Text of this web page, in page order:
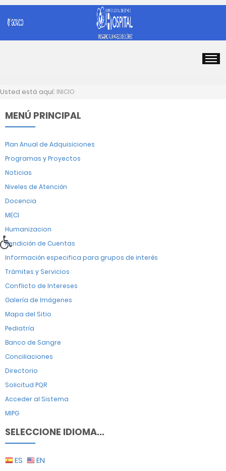
Usted está aquí: INICIO
MENÚ PRINCIPAL
Plan Anual de Adquisiciones
Programas y Proyectos
Noticias
Niveles de Atención
Docencia
MECI
Humanizacion
Rendición de Cuentas
Información especifica para grupos de interés
Trámites y Servicios
Conflicto de Intereses
Galería de Imágenes
Mapa del Sitio
Pediatría
Banco de Sangre
Conciliaciones
Directorio
Solicitud PQR
Acceder al Sistema
MIPG
SELECCIONE IDIOMA...
ES EN